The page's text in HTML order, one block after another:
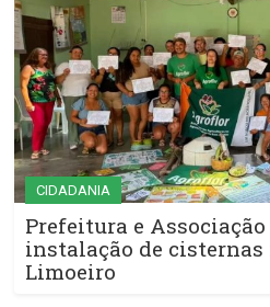
CIDADANIA
Prefeitura e
instalação de cisternas
Limoeiro